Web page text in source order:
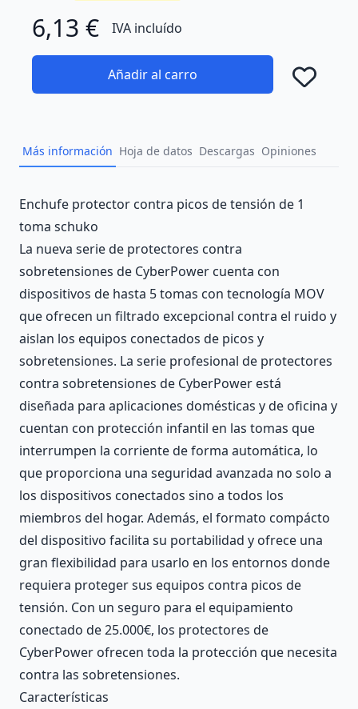
6,13 € IVA incluído
Añadir al carro
Más información Hoja de datos Descargas Opiniones
Description
Enchufe protector contra picos de tensión de 1
toma schuko
La nueva serie de protectores contra
sobretensiones de CyberPower cuenta con
dispositivos de hasta 5 tomas con tecnología MOV
que ofrecen un filtrado excepcional contra el ruido y
aislan los equipos conectados de picos y
sobretensiones. La serie profesional de protectores
contra sobretensiones de CyberPower está
diseñada para aplicaciones domésticas y de oficina y
cuentan con protección infantil en las tomas que
interrumpen la corriente de forma automática, lo
que proporciona una seguridad avanzada no solo a
los dispositivos conectados sino a todos los
miembros del hogar. Además, el formato compácto
del dispositivo facilita su portabilidad y ofrece una
gran flexibilidad para usarlo en los entornos donde
requiera proteger sus equipos contra picos de
tensión. Con un seguro para el equipamiento
conectado de 25.000€, los protectores de
CyberPower ofrecen toda la protección que necesita
contra las sobretensiones.
Características